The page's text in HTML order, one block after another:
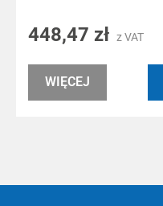
448,47 zł z VAT
WIĘCEJ